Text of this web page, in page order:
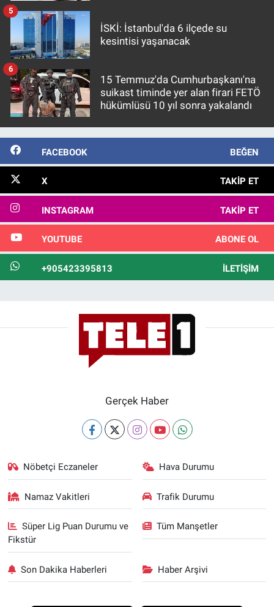
İSKİ: İstanbul'da 6 ilçede su
kesintisi yaşanacak
5
15 Temmuz'da Cumhurbaşkanı'na
suikast timinde yer alan firari FETÖ
hükümlüsü 10 yıl sonra yakalandı
6
FACEBOOK BEĞEN
X TAKIP ET
INSTAGRAM TAKIP ET
YOUTUBE ABONE OL
+905423395813 İLETIŞIM
Gerçek Haber
Nöbetçi Eczaneler Hava Durumu
Namaz Vakitleri Trafik Durumu
Süper Lig Puan Durumu ve
Fikstür
Tüm Manşetler
Son Dakika Haberleri Haber Arşivi